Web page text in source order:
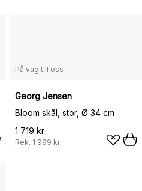
På väg till oss
Georg Jensen
Bloom skål, stor, Ø 34 cm
1 719 kr
Rek. 1 999 kr